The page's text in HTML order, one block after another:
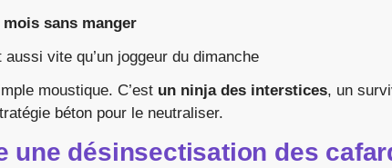
mois sans manger
vite qu’un joggeur du dimanche
moustique. C’est un ninja des interstices, un
béton pour le neutraliser.
une désinsectisation des